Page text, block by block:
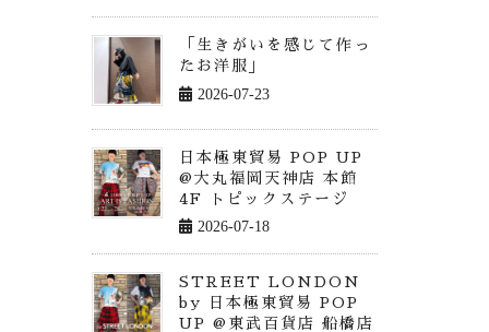
「生きがいを感じて作っ
たお洋服」
2026-07-23
日本極東貿易 POP UP
@大丸福岡天神店 本館
4F トピックステージ
2026-07-18
STREET LONDON
by 日本極東貿易 POP
UP @東武百貨店 船橋店